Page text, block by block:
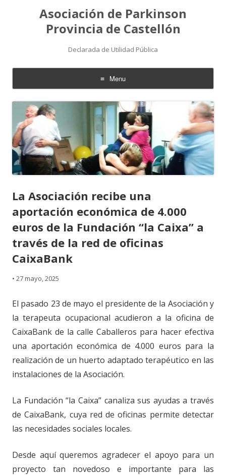
Asociación de Parkinson
Provincia de Castellón
Declarada de Utilidad Pública
Menu
Skip
to
content
La Asociación recibe una
aportación económica de 4.000
euros de la Fundación “la Caixa” a
través de la red de oficinas
CaixaBank
• 27 mayo, 2025
El pasado 23 de mayo el presidente de la Asociación y
la terapeuta ocupacional acudieron a la oficina de
CaixaBank de la calle Caballeros para hacer efectiva
una aportación económica de 4.000 euros para la
realización de un huerto adaptado terapéutico en las
instalaciones de la Asociación.
La Fundación “la Caixa” canaliza sus ayudas a través
de CaixaBank, cuya red de oficinas permite detectar
las necesidades sociales locales.
Desde aquí queremos agradecer el apoyo para un
proyecto tan novedoso e importante para las